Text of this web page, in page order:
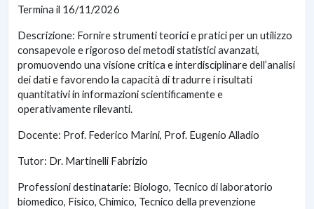
Termina il 16/11/2026
Descrizione: Fornire strumenti teorici e pratici per un utilizzo
consapevole e rigoroso dei metodi statistici avanzati,
promuovendo una visione critica e interdisciplinare dell’analisi
dei dati e favorendo la capacità di tradurre i risultati
quantitativi in informazioni scientificamente e
operativamente rilevanti.
Docente: Prof. Federico Marini, Prof. Eugenio Alladio
Tutor: Dr. Martinelli Fabrizio
Professioni destinatarie: Biologo, Tecnico di laboratorio
biomedico, Fisico, Chimico, Tecnico della prevenzione